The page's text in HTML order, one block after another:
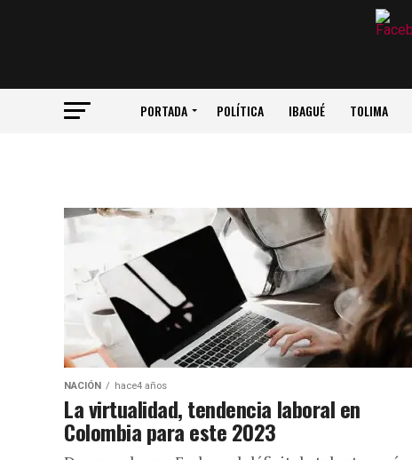
PORTADA POLÍTICA IBAGUÉ TOLIMA
NACIÓN hace4 años
La virtualidad, tendencia laboral en
Colombia para este 2023